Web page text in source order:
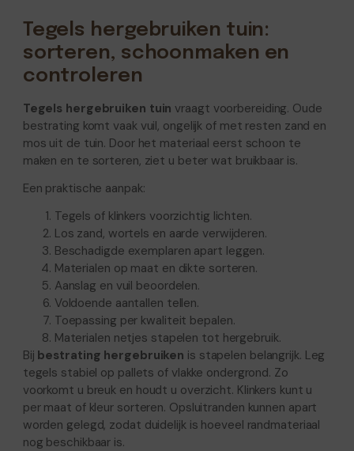
Tegels hergebruiken tuin:
sorteren, schoonmaken en
controleren
Tegels hergebruiken tuin vraagt voorbereiding. Oude
bestrating komt vaak vuil, ongelijk of met resten zand en
mos uit de tuin. Door het materiaal eerst schoon te
maken en te sorteren, ziet u beter wat bruikbaar is.
Een praktische aanpak:
Tegels of klinkers voorzichtig lichten.
Los zand, wortels en aarde verwijderen.
Beschadigde exemplaren apart leggen.
Materialen op maat en dikte sorteren.
Aanslag en vuil beoordelen.
Voldoende aantallen tellen.
Toepassing per kwaliteit bepalen.
Materialen netjes stapelen tot hergebruik.
Bij bestrating hergebruiken is stapelen belangrijk. Leg
tegels stabiel op pallets of vlakke ondergrond. Zo
voorkomt u breuk en houdt u overzicht. Klinkers kunt u
per maat of kleur sorteren. Opsluitranden kunnen apart
worden gelegd, zodat duidelijk is hoeveel randmateriaal
nog beschikbaar is.